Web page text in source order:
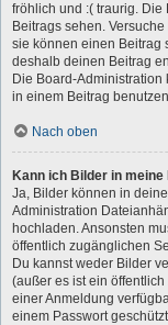
fröhlich und :( traurig. Die
Beitrags sehen.
sie können einen Beitrag
deshalb deinen Beitrag
Die Board-
in einem Beitrag
Nach oben
Kann ich Bilder in
Ja, Bilder können in
Administration
hochladen. Ansonsten
öffentlich zugänglichen
Du kannst weder Bilder
(außer es ist ein
einer Anmeldung
einem Passwort